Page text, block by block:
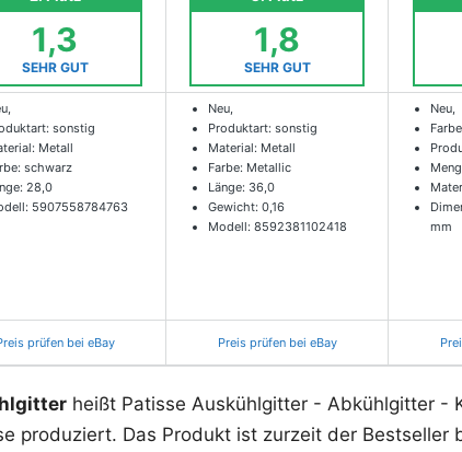
1,3
SEHR GUT
1,8
SEHR GUT
sonstig
Metall
schwarz
28,0
5907558784763
Neu,
Produktart: sonstig
Material: Metall
Farbe: Metallic
Länge: 36,0
Gewicht: 0,16
Modell: 8592381102418
Neu,
mm
prüfen bei eBay Preis prüfen bei eBay
heißt Patisse Auskühlgitter - Abkühlgitter -
produziert. Das Produkt ist zurzeit der Bestseller